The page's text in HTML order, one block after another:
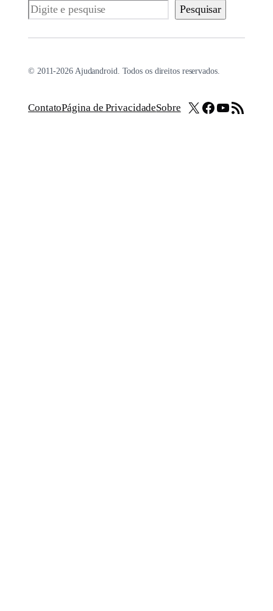
Pesquisar Pesquisar
© 2011-2026 Ajudandroid. Todos os direitos reservados.
ContatoPágina de PrivacidadeSobre X Facebook
Youtube
Feed RSS